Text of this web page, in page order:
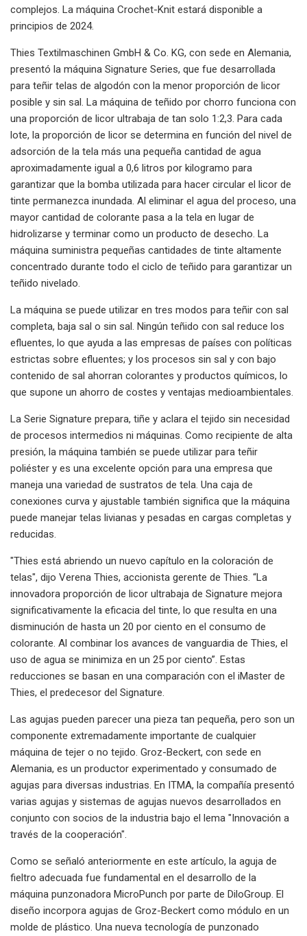
complejos. La máquina Crochet-Knit estará disponible a
principios de 2024.
Thies Textilmaschinen GmbH & Co. KG, con sede en Alemania,
presentó la máquina Signature Series, que fue desarrollada
para teñir telas de algodón con la menor proporción de licor
posible y sin sal. La máquina de teñido por chorro funciona con
una proporción de licor ultrabaja de tan solo 1:2,3. Para cada
lote, la proporción de licor se determina en función del nivel de
adsorción de la tela más una pequeña cantidad de agua
aproximadamente igual a 0,6 litros por kilogramo para
garantizar que la bomba utilizada para hacer circular el licor de
tinte permanezca inundada. Al eliminar el agua del proceso, una
mayor cantidad de colorante pasa a la tela en lugar de
hidrolizarse y terminar como un producto de desecho. La
máquina suministra pequeñas cantidades de tinte altamente
concentrado durante todo el ciclo de teñido para garantizar un
teñido nivelado.
La máquina se puede utilizar en tres modos para teñir con sal
completa, baja sal o sin sal. Ningún teñido con sal reduce los
efluentes, lo que ayuda a las empresas de países con políticas
estrictas sobre efluentes; y los procesos sin sal y con bajo
contenido de sal ahorran colorantes y productos químicos, lo
que supone un ahorro de costes y ventajas medioambientales.
La Serie Signature prepara, tiñe y aclara el tejido sin necesidad
de procesos intermedios ni máquinas. Como recipiente de alta
presión, la máquina también se puede utilizar para teñir
poliéster y es una excelente opción para una empresa que
maneja una variedad de sustratos de tela. Una caja de
conexiones curva y ajustable también significa que la máquina
puede manejar telas livianas y pesadas en cargas completas y
reducidas.
"Thies está abriendo un nuevo capítulo en la coloración de
telas", dijo Verena Thies, accionista gerente de Thies. “La
innovadora proporción de licor ultrabaja de Signature mejora
significativamente la eficacia del tinte, lo que resulta en una
disminución de hasta un 20 por ciento en el consumo de
colorante. Al combinar los avances de vanguardia de Thies, el
uso de agua se minimiza en un 25 por ciento”. Estas
reducciones se basan en una comparación con el iMaster de
Thies, el predecesor del Signature.
Las agujas pueden parecer una pieza tan pequeña, pero son un
componente extremadamente importante de cualquier
máquina de tejer o no tejido. Groz-Beckert, con sede en
Alemania, es un productor experimentado y consumado de
agujas para diversas industrias. En ITMA, la compañía presentó
varias agujas y sistemas de agujas nuevos desarrollados en
conjunto con socios de la industria bajo el lema "Innovación a
través de la cooperación".
Como se señaló anteriormente en este artículo, la aguja de
fieltro adecuada fue fundamental en el desarrollo de la
máquina punzonadora MicroPunch por parte de DiloGroup. El
diseño incorpora agujas de Groz-Beckert como módulo en un
molde de plástico. Una nueva tecnología de punzonado